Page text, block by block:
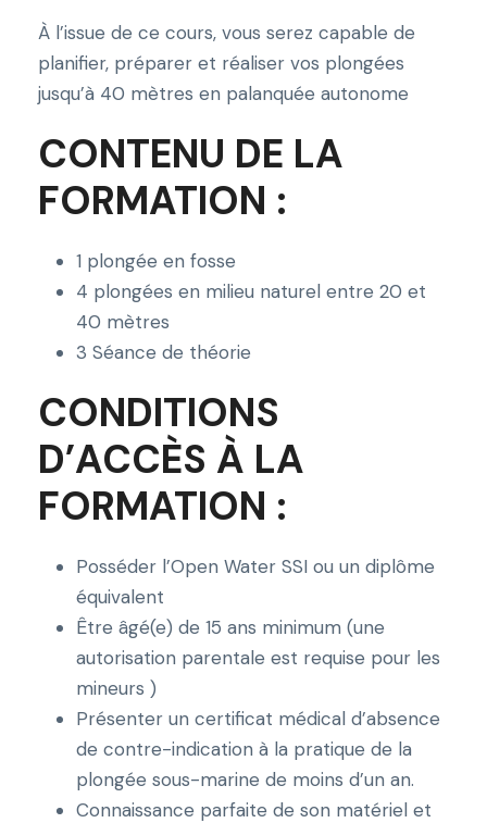
t
e
n
z
l
a
f
c
a
t
À l’issue de ce cours, vous serez capable de
planifier, préparer et réaliser vos plongées
jusqu’à 40 mètres en palanquée autonome
CONTENU DE LA
FORMATION :
1 plongée en fosse
4 plongées en milieu naturel entre 20 et
40 mètres
3 Séance de théorie
CONDITIONS
D’ACCÈS À LA
FORMATION :
Posséder l’Open Water SSI ou un diplôme
équivalent
Être âgé(e) de 15 ans minimum (une
autorisation parentale est requise pour les
mineurs )
Présenter un certificat médical d’absence
de contre-indication à la pratique de la
plongée sous-marine de moins d’un an.
Connaissance parfaite de son matériel et